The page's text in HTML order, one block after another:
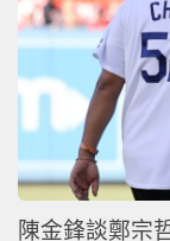
陳金鋒談鄭宗